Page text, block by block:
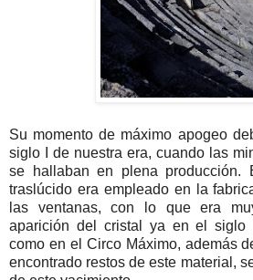
Su momento de máximo apogeo
siglo I de nuestra era, cuando las
se hallaban en plena producción.
traslúcido era empleado en la
las ventanas, con lo que era
aparición del cristal ya en el siglo
como en el Circo Máximo, además
encontrado restos de este material,